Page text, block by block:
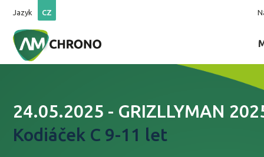
Jazyk CZ
24.05.2025 - GRIZLLYMAN
Kodiáček C 9-11 let